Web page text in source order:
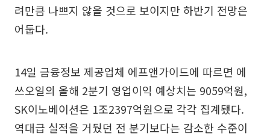
려만큼 나쁘지 않을 것으로 보이지만 하반기 전망은
어둡다.
14일 금융정보 제공업체 에프앤가이드에 따르면 에
쓰오일의 올해 2분기 영업이익 예상치는 9059억원,
SK이노베이션은 1조2397억원으로 각각 집계됐다.
역대급 실적을 거뒀던 전 분기보다는 감소한 수준이